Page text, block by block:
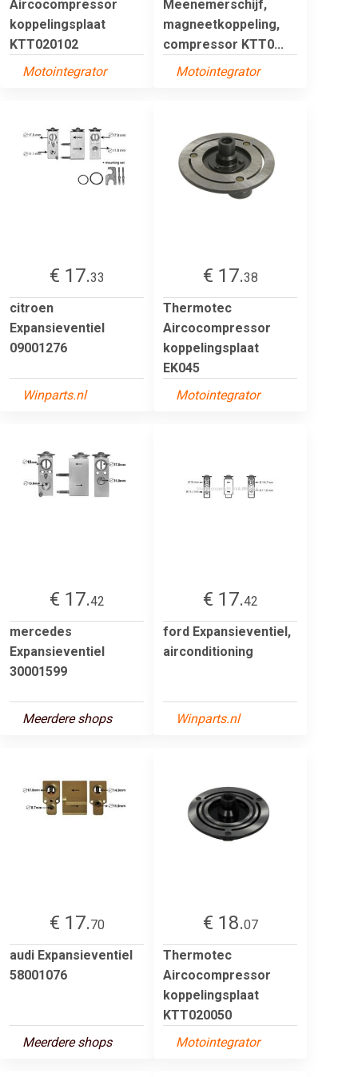
Aircocompressor
koppelingsplaat
KTT020102
Motointegrator
Meenemerschijf,
magneetkoppeling,
compressor KTT0...
Motointegrator
€ 17.33
citroen
Expansieventiel
09001276
Winparts.nl
€ 17.38
Thermotec
Aircocompressor
koppelingsplaat
EK045
Motointegrator
€ 17.42
mercedes
Expansieventiel
30001599
Meerdere shops
€ 17.42
ford Expansieventiel,
airconditioning
Winparts.nl
€ 17.70
audi Expansieventiel
58001076
Meerdere shops
€ 18.07
Thermotec
Aircocompressor
koppelingsplaat
KTT020050
Motointegrator